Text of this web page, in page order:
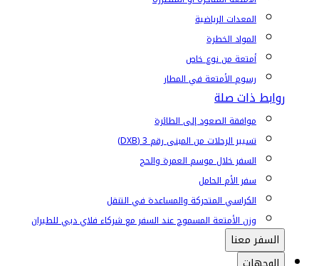
المعدات الرياضية
المواد الخطرة
أمتعة من نوع خاص
رسوم الأمتعة في المطار
روابط ذات صلة
موافقة الصعود إلى الطائرة
تسيير الرحلات من المبنى رقم 3 (DXB)
السفر خلال موسم العمرة والحج
سفر الأم الحامل
الكراسي المتحركة والمساعدة في التنقل
وزن الأمتعة المسموح عند السفر مع شركاء فلاي دبي للطيران
السفر معنا